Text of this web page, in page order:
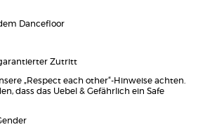
Dancefloor
Zutritt
„Respect each other“-Hinweise achten.
dass das Uebel & Gefährlich ein Safe